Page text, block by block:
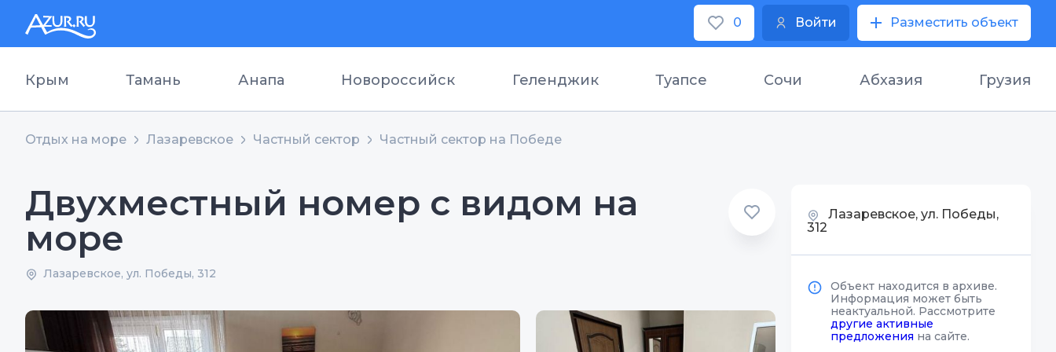
0 Войти Разместить объект
Крым Тамань Анапа Новороссийск Геленджик Туапсе Сочи Абхазия Грузия
Отдых на море Лазаревское Частный сектор Частный сектор на Победе
Двухместный номер с видом на
море
Лазаревское, ул. Победы, 312
Лазаревское, ул. Победы,
312
Объект находится в архиве.
Информация может быть
неактуальной. Рассмотрите
другие активные
предложения на сайте.